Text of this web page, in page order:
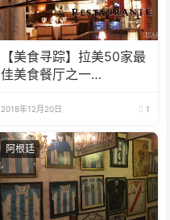
【美食寻踪】拉美50家最
佳美食餐厅之一
2018年12月20日 1
阿根廷